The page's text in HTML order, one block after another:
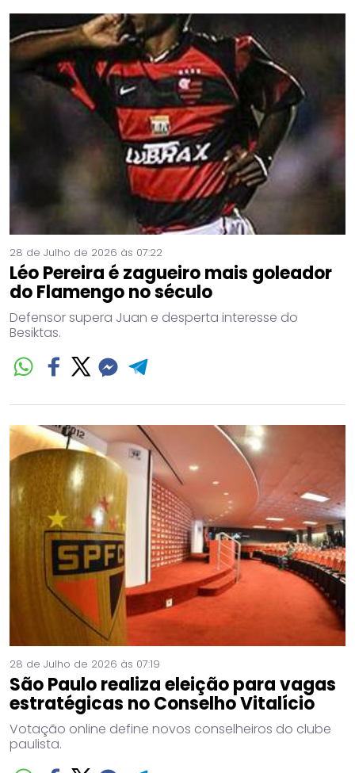
28 de Julho de 2026 às 07:22
Léo Pereira é zagueiro mais goleador
do Flamengo no século
Defensor supera Juan e desperta interesse do
Besiktas.
28 de Julho de 2026 às 07:19
São Paulo realiza eleição para vagas
estratégicas no Conselho Vitalício
Votação online define novos conselheiros do clube
paulista.